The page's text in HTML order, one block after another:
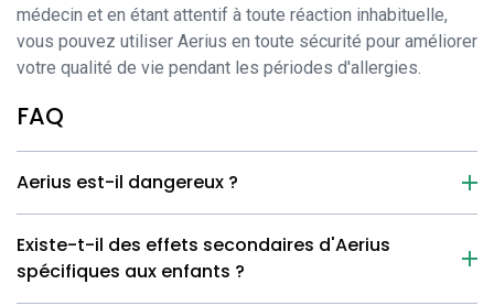
médecin et en étant attentif à toute réaction inhabituelle,
vous pouvez utiliser Aerius en toute sécurité pour améliorer
votre qualité de vie pendant les périodes d'allergies.
FAQ
Aerius est-il dangereux ?
Existe-t-il des effets secondaires d'Aerius
spécifiques aux enfants ?